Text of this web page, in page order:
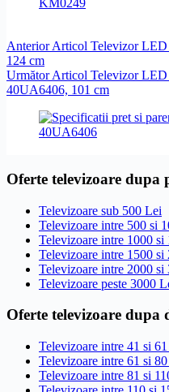
AnteriorArticol Televizor
124 cm
UrmătorArticol Televizor
40UA6406, 101 cm
Oferte televizoare dupa
Televizoare sub 500 Lei
Televizoare intre 500 si
Televizoare intre 1000 si
Televizoare intre 1500 si
Televizoare intre 2000 si
Televizoare peste 3000
Oferte televizoare dupa
Televizoare intre 41 si
Televizoare intre 61 si
Televizoare intre 81 si